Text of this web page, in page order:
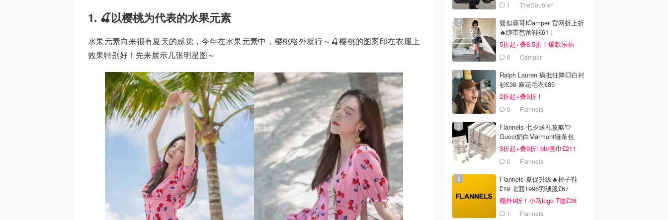
1. 🍒以樱桃为代表的水果元素
水果元素向来很有夏天的感觉，今年在水果元素中，樱桃格外就行～🍒樱桃的图案印在衣服上
效果特别好！先来展示几张明星图～
1 TheDoubleF
疑似霸哥❗️Camper 官网折上折
🔥绑带芭蕾鞋£61！
5折起+叠8.5折！爆款乐福
£68！
0 Camper
Ralph Lauren 疯批狂降💥白衬
衫£36 麻花毛衣£85
2折起+叠9折！
0 Flannels
Flannels 七夕送礼攻略💘
Gucci奶白Marmont链条包
£719
3折起+叠9折! bbr围巾£211
0 Flannels
Flannels 夏促升级🔥椰子鞋
£19 北面1996羽绒服£67
额外9折！小马logo T恤£28
1 Flannels